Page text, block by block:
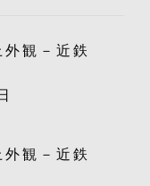
外観－近鉄
外観－近鉄